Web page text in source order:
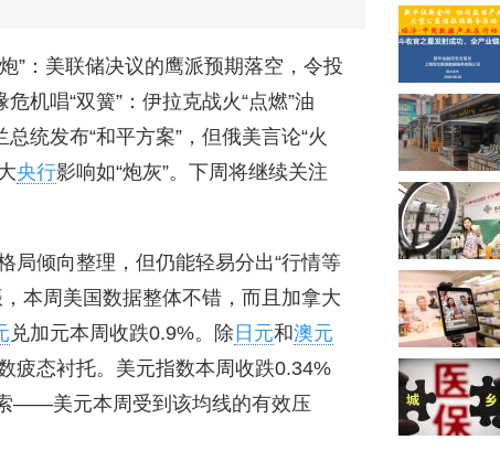
”：美联储决议的鹰派预期落空，令投
机唱“双簧”：伊拉克战火“点燃”油
统发布“和平方案”，但俄美言论“火
央行影响如“炮灰”。下周将继续关注
局倾向整理，但仍能轻易分出“行情等
本周美国数据整体不错，而且加拿大
兑加元本周收跌0.9%。除 日元和澳元
疲态衬托。美元指数本周收跌0.34%
——美元本周受到该均线的有效压